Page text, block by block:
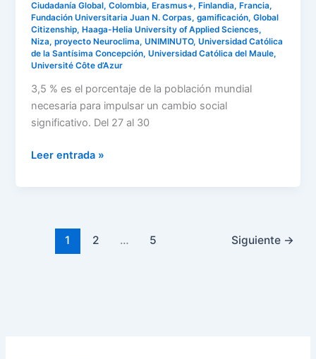
Ciudadanía Global,Colombia, Erasmus+, Finlandia, Francia,
Fundación Universitaria Juan N. Corpas,gamificación,Global
Citizenship, Haaga-Helia University of Applied Sciences,
Niza,proyecto Neuroclima,UNIMINUTO,Universidad Católica
de la Santísima Concepción,Universidad Católica del Maule,
Université Côte d’Azur
3,5 % es el porcentaje de la población mundial
necesaria para impulsar un cambio social
significativo. Del 27 al 30
Leer entrada »
1 2 … 5 Siguiente →